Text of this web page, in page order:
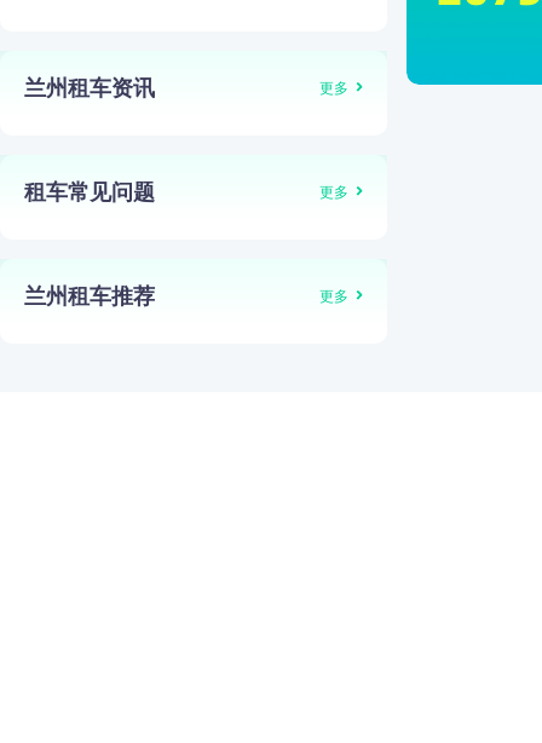
兰州租车资讯 更多
租车常见问题 更多
兰州租车推荐 更多